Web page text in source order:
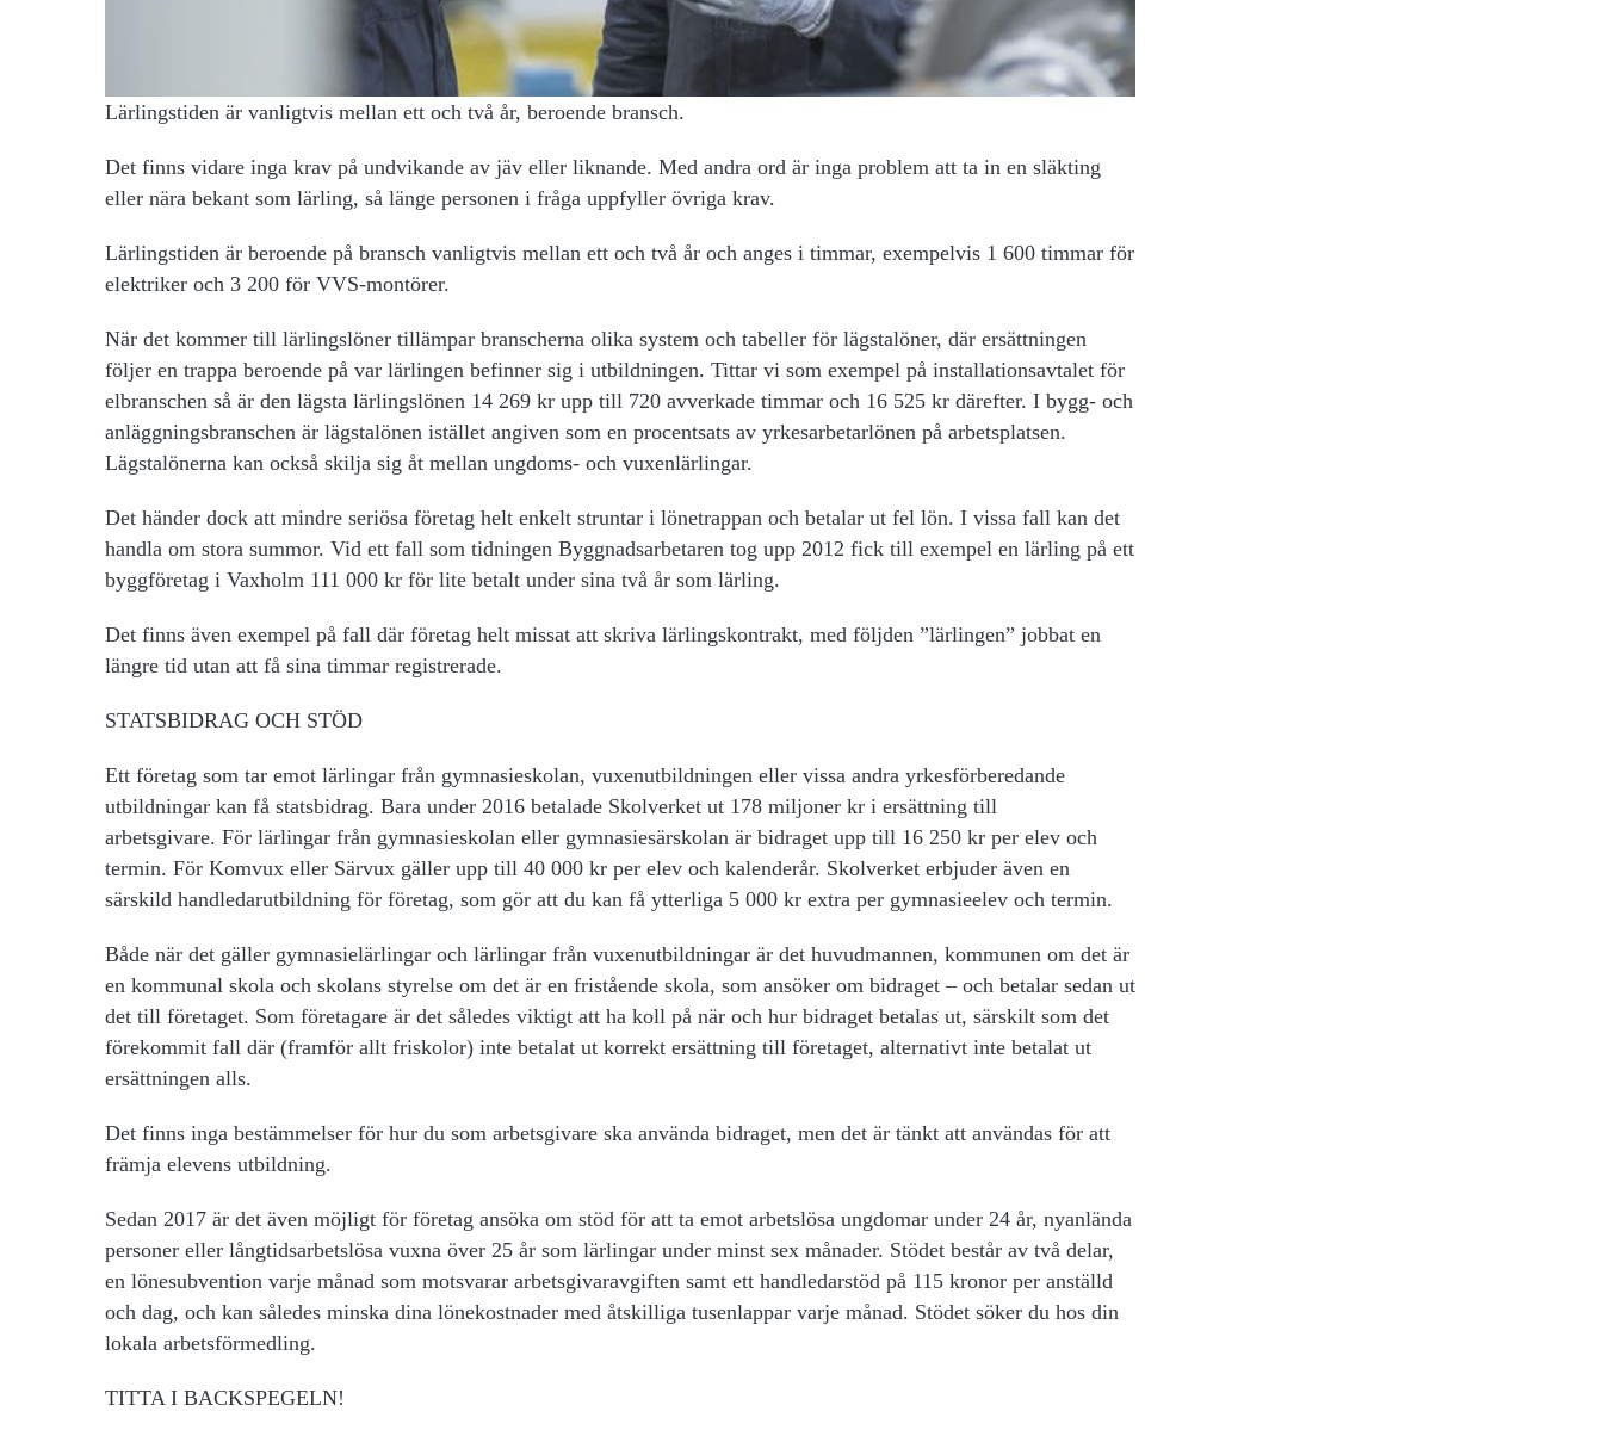
Lärlingstiden är vanligtvis mellan ett och två år, beroende bransch.
Det finns vidare inga krav på undvikande av jäv eller liknande. Med andra ord är inga problem att ta in en släkting
eller nära bekant som lärling, så länge personen i fråga uppfyller övriga krav.
Lärlingstiden är beroende på bransch vanligtvis mellan ett och två år och anges i timmar, exempelvis 1 600 timmar för
elektriker och 3 200 för VVS-montörer.
När det kommer till lärlingslöner tillämpar branscherna olika system och tabeller för lägstalöner, där ersättningen
följer en trappa beroende på var lärlingen befinner sig i utbildningen. Tittar vi som exempel på installationsavtalet för
elbranschen så är den lägsta lärlingslönen 14 269 kr upp till 720 avverkade timmar och 16 525 kr därefter. I bygg- och
anläggningsbranschen är lägstalönen istället angiven som en procentsats av yrkesarbetarlönen på arbetsplatsen.
Lägstalönerna kan också skilja sig åt mellan ungdoms- och vuxenlärlingar.
Det händer dock att mindre seriösa företag helt enkelt struntar i lönetrappan och betalar ut fel lön. I vissa fall kan det
handla om stora summor. Vid ett fall som tidningen Byggnadsarbetaren tog upp 2012 fick till exempel en lärling på ett
byggföretag i Vaxholm 111 000 kr för lite betalt under sina två år som lärling.
Det finns även exempel på fall där företag helt missat att skriva lärlingskontrakt, med följden ”lärlingen” jobbat en
längre tid utan att få sina timmar registrerade.
STATSBIDRAG OCH STÖD
Ett företag som tar emot lärlingar från gymnasieskolan, vuxenutbildningen eller vissa andra yrkesförberedande
utbildningar kan få statsbidrag. Bara under 2016 betalade Skolverket ut 178 miljoner kr i ersättning till
arbetsgivare. För lärlingar från gymnasieskolan eller gymnasiesärskolan är bidraget upp till 16 250 kr per elev och
termin. För Komvux eller Särvux gäller upp till 40 000 kr per elev och kalenderår. Skolverket erbjuder även en
särskild handledarutbildning för företag, som gör att du kan få ytterliga 5 000 kr extra per gymnasieelev och termin.
Både när det gäller gymnasielärlingar och lärlingar från vuxenutbildningar är det huvudmannen, kommunen om det är
en kommunal skola och skolans styrelse om det är en fristående skola, som ansöker om bidraget – och betalar sedan ut
det till företaget. Som företagare är det således viktigt att ha koll på när och hur bidraget betalas ut, särskilt som det
förekommit fall där (framför allt friskolor) inte betalat ut korrekt ersättning till företaget, alternativt inte betalat ut
ersättningen alls.
Det finns inga bestämmelser för hur du som arbetsgivare ska använda bidraget, men det är tänkt att användas för att
främja elevens utbildning.
Sedan 2017 är det även möjligt för företag ansöka om stöd för att ta emot arbetslösa ungdomar under 24 år, nyanlända
personer eller långtidsarbetslösa vuxna över 25 år som lärlingar under minst sex månader. Stödet består av två delar,
en lönesubvention varje månad som motsvarar arbetsgivaravgiften samt ett handledarstöd på 115 kronor per anställd
och dag, och kan således minska dina lönekostnader med åtskilliga tusenlappar varje månad. Stödet söker du hos din
lokala arbetsförmedling.
TITTA I BACKSPEGELN!